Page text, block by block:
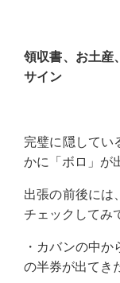
領収書、お土産
サイン
完璧に隠してい
かに「ボロ」が
出張の前後には
チェックしてみ
・カバンの中
の半券が出てき